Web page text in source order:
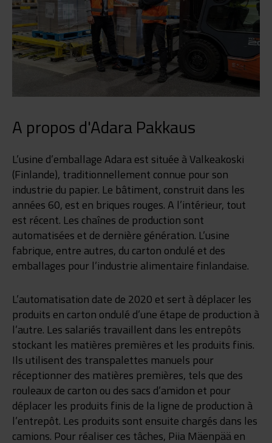
A propos d'Adara Pakkaus
L’usine d’emballage Adara est située à Valkeakoski
(Finlande), traditionnellement connue pour son
industrie du papier. Le bâtiment, construit dans les
années 60, est en briques rouges. A l’intérieur, tout
est récent. Les chaînes de production sont
automatisées et de dernière génération. L’usine
fabrique, entre autres, du carton ondulé et des
emballages pour l’industrie alimentaire finlandaise.
L’automatisation date de 2020 et sert à déplacer les
produits en carton ondulé d’une étape de production à
l’autre. Les salariés travaillent dans les entrepôts
stockant les matières premières et les produits finis.
Ils utilisent des transpalettes manuels pour
réceptionner des matières premières, tels que des
rouleaux de carton ou des sacs d’amidon et pour
déplacer les produits finis de la ligne de production à
l’entrepôt. Les produits sont ensuite chargés dans les
camions. Pour réaliser ces tâches, Piia Mäenpää en